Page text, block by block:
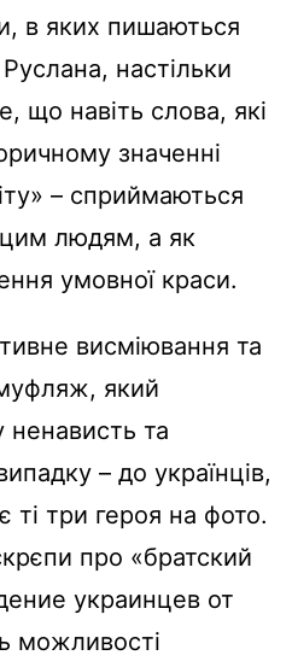
в яких пишаються
настільки
що навіть слова, які
значенні
– сприймаються
людям, а як
умовної краси.
висміювання та
який
ненависть та
– до українців,
ті три героя на фото.
про «братский
украинцев от
можливості